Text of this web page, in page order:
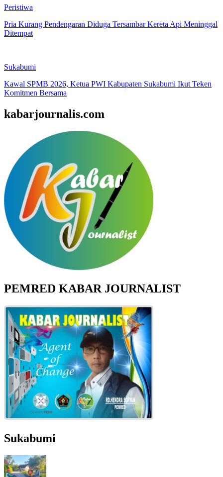
Peristiwa
Pria Kurang Pendengaran Diduga Tersambar Kereta Api Meninggal
Ditempat
Sukabumi
Kawal SPMB 2026, Ketua PWI Kabupaten Sukabumi Ikut Teken
Komitmen Bersama
kabarjournalis.com
PEMRED KABAR JOURNALIST
Sukabumi